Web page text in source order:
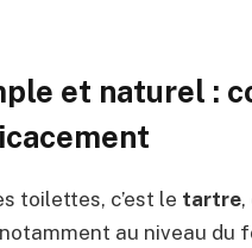
et naturel :
toilettes, c’est le tartre,
au niveau du